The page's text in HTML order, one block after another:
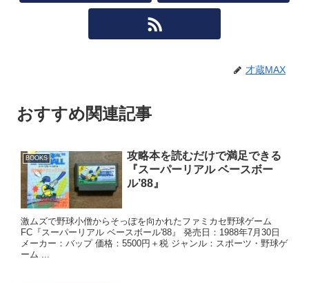
才蔵MAX
おすすめ関連記事
BOOKS
攻略本を読むだけで満足できる
『スーパーリアル ベースボー
ル’88』
激ムズで野球小僧からそっぽを向かれたファミカセ野球ゲーム
FC『スーパーリアル ベースボール'88』 発売日：1988年7月30日
メーカー：バップ 価格：5500円＋税 ジャンル：スポーツ・野球ゲ
ーム ...